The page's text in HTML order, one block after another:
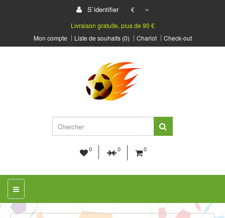
S`identifier
€
Livraison gratuite, plus de 90 €
Mon compte
Liste de souhaits (0) Chariot Check-out
0 0 0